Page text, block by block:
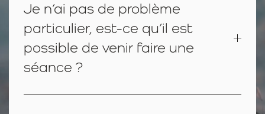
Je n’ai pas de problème
particulier, est-ce qu’il est
possible de venir faire une
séance ?